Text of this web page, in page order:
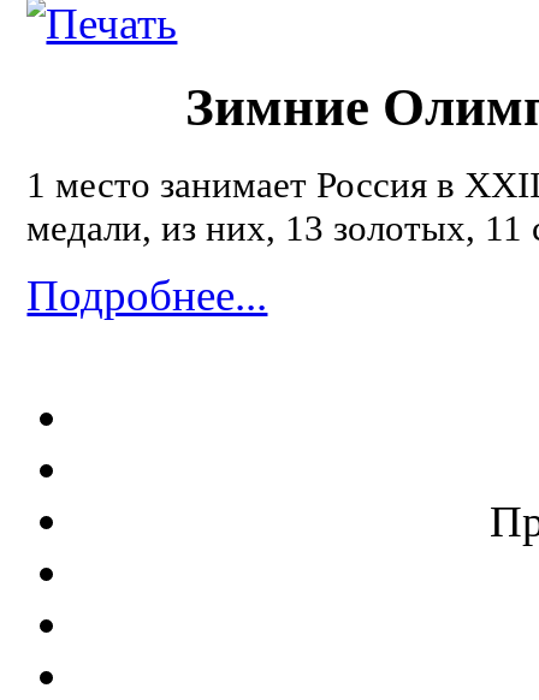
Зимние
1 место занимает Россия в
медали, из них, 13 золотых,
Подробнее...